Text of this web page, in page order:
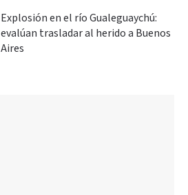
Explosión en el río Gualeguaychú:
evalúan trasladar al herido a Buenos
Aires